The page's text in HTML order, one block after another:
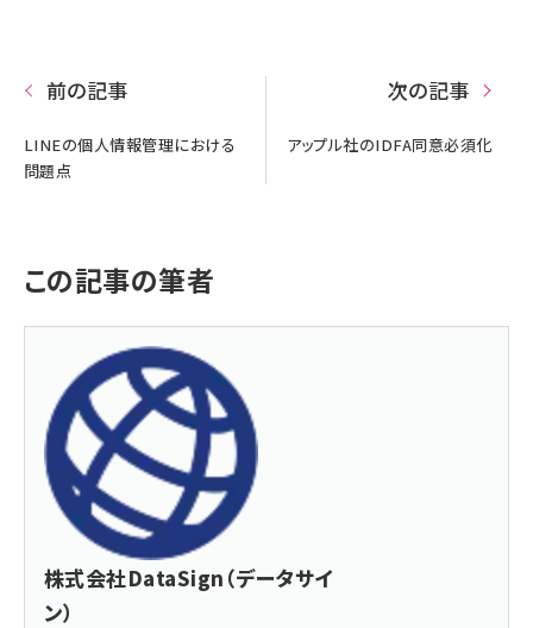
前の記事
LINEの個人情報管理における
問題点
次の記事
アップル社のIDFA同意必須化
この記事の筆者
株式会社DataSign（データサイ
ン）